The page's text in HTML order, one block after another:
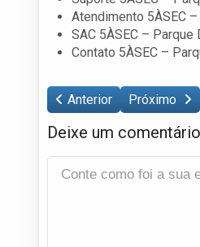
Atendimento 5ÀSEC
SAC 5ÀSEC –
Contato 5ÀSEC –
Anterior Próximo
Deixe um comentário